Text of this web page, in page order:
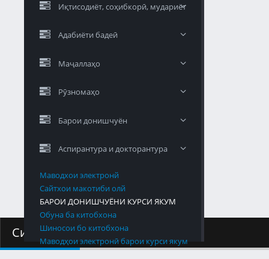
Иқтисодиёт, соҳибкорӣ, мудариёт
Адабиёти бадеӣ
Маҷаллаҳо
Рӯзномаҳо
Барои донишчуён
Аспирантура и докторантура
Маводхои электронй
Сайтхои макотиби олй
БАРОИ ДОНИШЧУЁНИ КУРСИ ЯКУМ
Обуна ба китобхона
Шиносои бо китобхона
Маводҳои электронӣ барои курси якум
Силлабус